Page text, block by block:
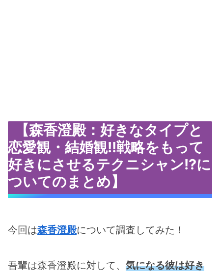
【森香澄殿：好きなタイプと
恋愛観・結婚観!!戦略をもって
好きにさせるテクニシャン!?に
ついてのまとめ】
今回は森香澄殿について調査してみた！
吾輩は森香澄殿に対して、 気になる彼は好き